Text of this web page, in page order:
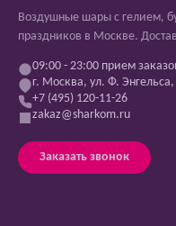
Воздушные шары с гелием,
праздников в Москве.
09:00 - 23:00 прием
г. Москва, ул. Ф. Энгельса,
+7 (495) 120-11-26
zakaz@sharkom.ru
Заказать звонок